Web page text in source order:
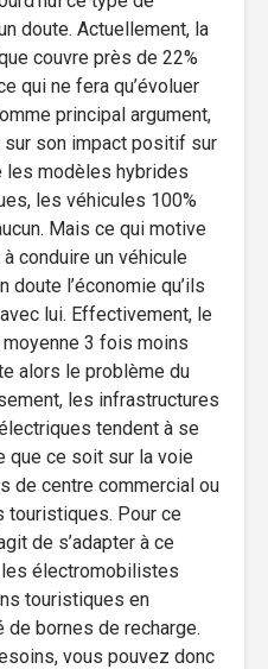
doute. Actuellement, la
couvre près de 22%
qui ne fera qu’évoluer
principal argument,
son impact positif sur
les modèles hybrides
les véhicules 100%
Mais ce qui motive
conduire un véhicule
doute l’économie qu’ils
lui. Effectivement, le
3 fois moins
alors le problème du
les infrastructures
tendent à se
que ce soit sur la voie
de centre commercial ou
touristiques. Pour ce
de s’adapter à ce
les électromobilistes
touristiques en
bornes de recharge.
vous pouvez donc